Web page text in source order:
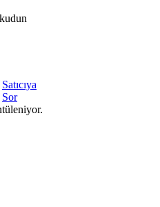
Satıcıya
Sor